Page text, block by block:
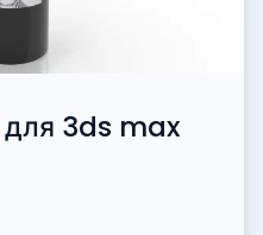
3ds max